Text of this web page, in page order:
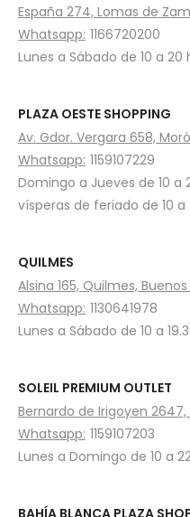
España 274, Lomas de
Whatsapp: 1166720200
Lunes a Sábado de 10 a 20
PLAZA OESTE SHOPPING
Av. Gdor. Vergara 658,
Whatsapp: 1159107229
Domingo a Jueves de 10 a
vísperas de feriado de 10 a
QUILMES
Alsina 165, Quilmes, Buenos
Whatsapp: 1130641978
Lunes a Sábado de 10 a
SOLEIL PREMIUM OUTLET
Bernardo de Irigoyen 2647,
Whatsapp: 1159107203
Lunes a Domingo de 10 a
BAHÍA BLANCA PLAZA